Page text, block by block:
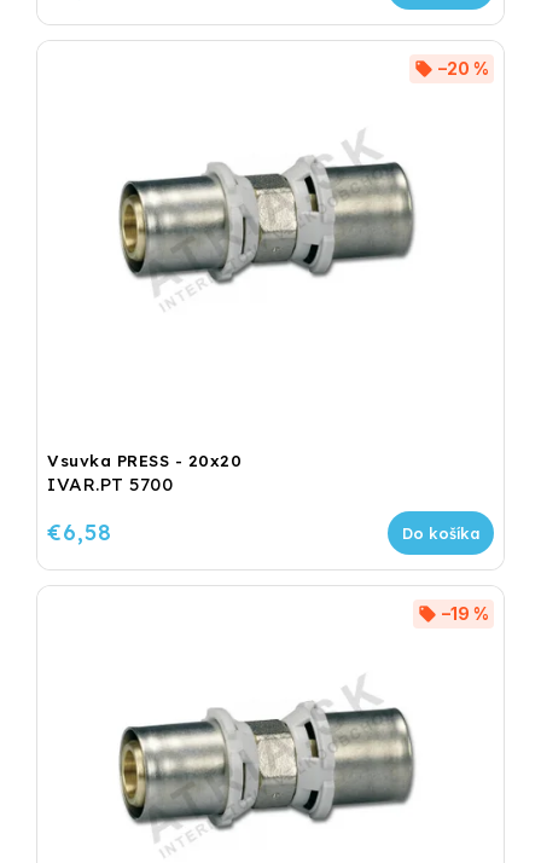
Vsuvka PRESS - 20x20
IVAR.PT 5700
–20 %
€6,58 Do košíka
–19 %